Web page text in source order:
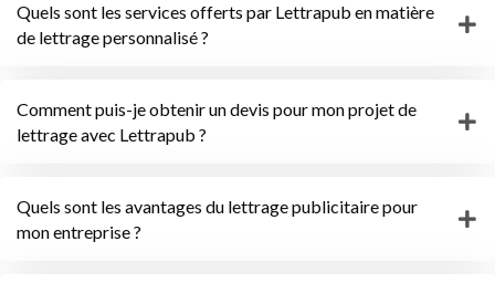
Quels sont les services offerts par Lettrapub en matière
de lettrage personnalisé ?
Comment puis-je obtenir un devis pour mon projet de
lettrage avec Lettrapub ?
Quels sont les avantages du lettrage publicitaire pour
mon entreprise ?